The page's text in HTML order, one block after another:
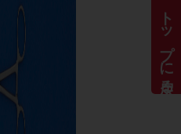
トップに戻る